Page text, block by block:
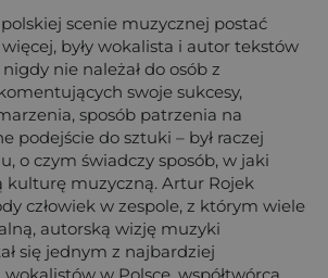
scenie muzycznej postać
były wokalista i autor tekstów
nie należał do osób z
swoje sukcesy,
sposób patrzenia na
podejście do sztuki – był raczej
o czym świadczy sposób, w jaki
kulturę muzyczną. Artur Rojek
człowiek w zespole, z którym wiele
autorską wizję muzyki
się jednym z najbardziej